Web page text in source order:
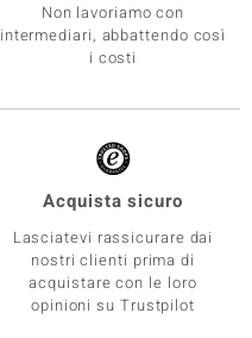
Non lavoriamo con
intermediari, abbattendo così
i costi
Acquista sicuro
Lasciatevi rassicurare dai
nostri clienti prima di
acquistare con le loro
opinioni su Trustpilot